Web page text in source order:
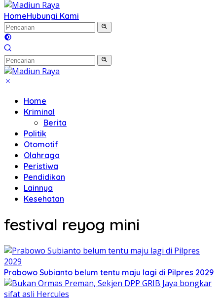
HomeHubungi Kami
Home
Kriminal
Berita
Politik
Otomotif
Olahraga
Peristiwa
Pendidikan
Lainnya
Kesehatan
festival reyog mini
Prabowo Subianto belum tentu maju lagi di Pilpres 2029